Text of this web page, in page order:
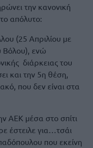
την κανονική
απόλυτο:
(25 Απριλίου με
Βόλου), ενώ
διάρκειας του
και την 5η θέση,
που δεν είναι στα
ΑΕΚ μέσα στο σπίτι
έστειλε για…τσάι
που εκείνη